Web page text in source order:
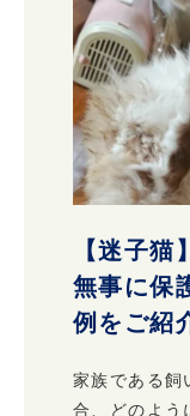
【迷子
無事に保
例をご紹
家族である飼
合、どのよう